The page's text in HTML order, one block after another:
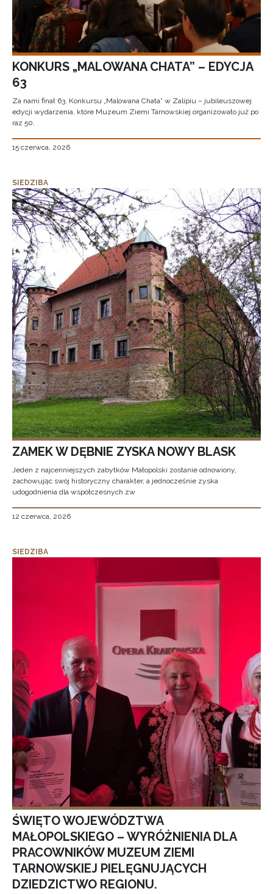
KONKURS „MALOWANA CHATA” – EDYCJA
63
Za nami finał 63. Konkursu „Malowana Chata” w Zalipiu – jubileuszowej
edycji wydarzenia, które Muzeum Ziemi Tarnowskiej organizowało już po
raz 50.
15 czerwca, 2026
SIEDZIBA
ZAMEK W DĘBNIE ZYSKA NOWY BLASK
Jeden z najcenniejszych zabytków Małopolski zostanie odnowiony,
zachowując swój historyczny charakter, a jednocześnie zyska
udogodnienia dla współczesnych zw
12 czerwca, 2026
SIEDZIBA
ŚWIĘTO WOJEWÓDZTWA
MAŁOPOLSKIEGO – WYRÓŻNIENIA DLA
PRACOWNIKÓW MUZEUM ZIEMI
TARNOWSKIEJ PIELĘGNUJĄCYCH
DZIEDZICTWO REGIONU.